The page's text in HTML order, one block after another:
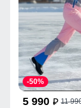
5 990 p 11
-50%